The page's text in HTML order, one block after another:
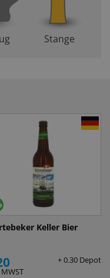
Stange
Keller Bier
+ 0.30 Depot